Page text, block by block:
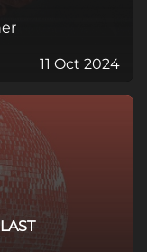
11 Oct 2024